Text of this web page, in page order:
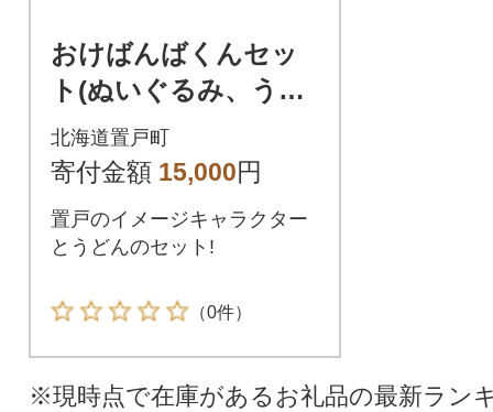
おけばんばくんセッ
ト(ぬいぐるみ、うど
ん)
北海道置戸町
寄付金額 15,000円
置戸のイメージキャラクター
とうどんのセット!
（0件）
※現時点で在庫があるお礼品の最新ラン